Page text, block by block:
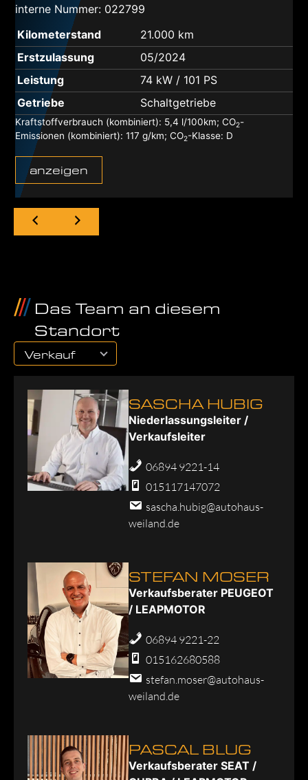
interne Nummer: 022799
Kilometerstand
21.000 km
Erstzulassung
05/2024
Leistung
74 kW / 101 PS
Getriebe
Schaltgetriebe
Kraftstoffverbrauch (kombiniert): 5,4 l/100km; CO2-
Emissionen (kombiniert): 117 g/km; CO2-Klasse: D
anzeigen
Das Team an diesem
Standort
Verkauf
SASCHA HUBIG
Niederlassungsleiter /
Verkaufsleiter
06894 9221-14
015117147072
sascha.hubig@autohaus-
weiland.de
STEFAN MOSER
Verkaufsberater PEUGEOT
/ LEAPMOTOR
06894 9221-22
015162680588
stefan.moser@autohaus-
weiland.de
PASCAL BLUG
Verkaufsberater SEAT /